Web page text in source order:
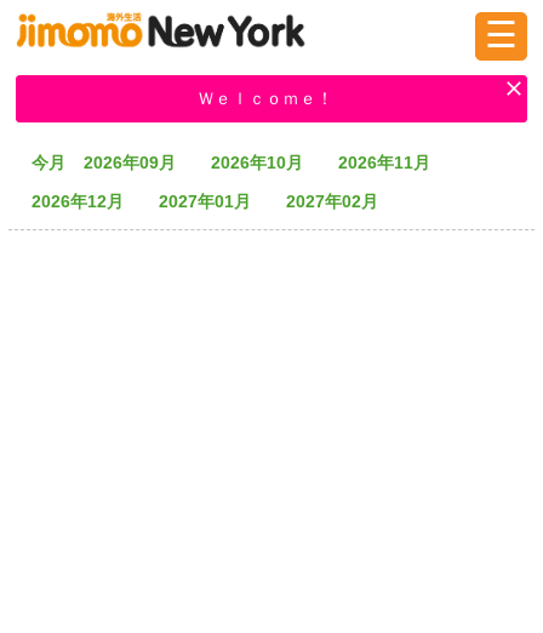
掲示板 タウン情報 教えて！
☰
Ｗｅｌｃｏｍｅ！
今月 2026年09月 2026年10月
2026年11月
2026年12月
2027年01月 2027年02月